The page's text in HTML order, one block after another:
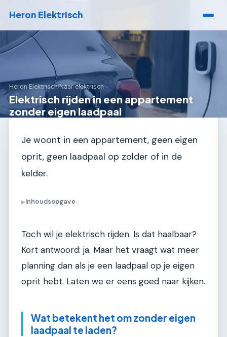
Heron Elektrisch
Heron Elektrisch›Naar elektrisch
Elektrisch rijden in een appartement
zonder eigen laadpaal
Je woont in een appartement, geen eigen
oprit, geen laadpaal op zolder of in de
kelder.
▶Inhoudsopgave
Toch wil je elektrisch rijden. Is dat haalbaar?
Kort antwoord: ja. Maar het vraagt wat meer
planning dan als je een laadpaal op je eigen
oprit hebt. Laten we er eens goed naar kijken.
Wat betekent het om zonder eigen
laadpaal te laden?